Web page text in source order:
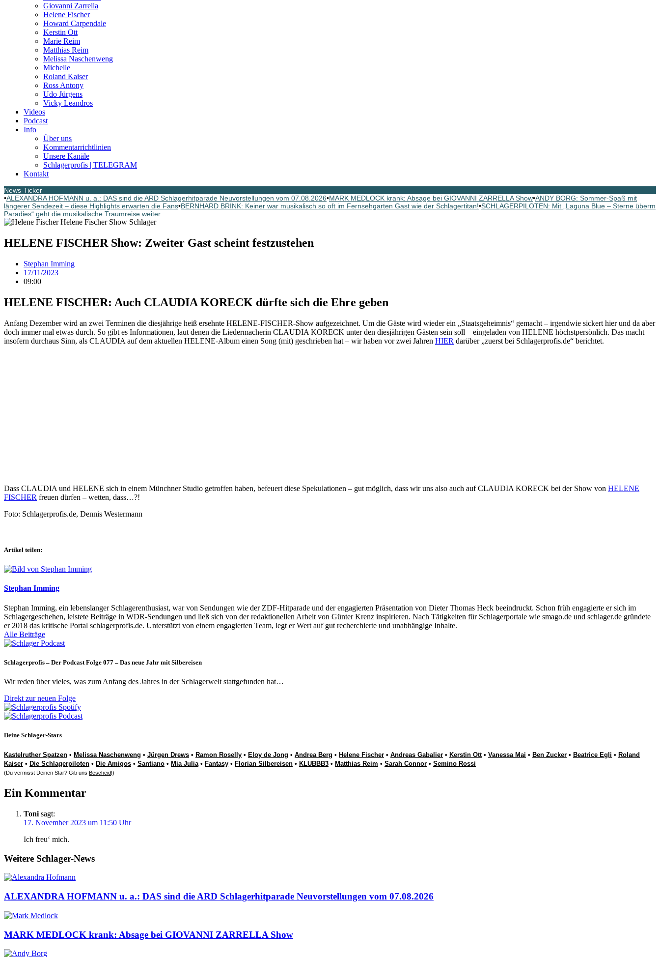
Giovanni Zarrella
Helene Fischer
Howard Carpendale
Kerstin Ott
Marie Reim
Matthias Reim
Melissa Naschenweng
Michelle
Roland Kaiser
Ross Antony
Udo Jürgens
Vicky Leandros
Videos
Podcast
Info
Über uns
Kommentarrichtlinien
Unsere Kanäle
Schlagerprofis | TELEGRAM
Kontakt
News-Ticker
•ALEXANDRA HOFMANN u. a.: DAS sind die ARD Schlagerhitparade Neuvorstellungen vom 07.08.2026•MARK MEDLOCK krank: Absage bei GIOVANNI ZARRELLA Show•ANDY BORG: Sommer-Spaß mit
längerer Sendezeit – diese Highlights erwarten die Fans•BERNHARD BRINK: Keiner war musikalisch so oft im Fernsehgarten Gast wie der Schlagertitan!•SCHLAGERPILOTEN: Mit „Laguna Blue – Sterne überm
Paradies“ geht die musikalische Traumreise weiter
HELENE FISCHER Show: Zweiter Gast scheint festzustehen
Stephan Imming
17/11/2023
09:00
HELENE FISCHER: Auch CLAUDIA KORECK dürfte sich die Ehre geben
Anfang Dezember wird an zwei Terminen die diesjährige heiß ersehnte HELENE-FISCHER-Show aufgezeichnet. Um die Gäste wird wieder ein „Staatsgeheimnis“ gemacht – irgendwie sickert hier und da aber
doch immer mal etwas durch. So gibt es Informationen, laut denen die Liedermacherin CLAUDIA KORECK unter den diesjährigen Gästen sein soll – eingeladen von HELENE höchstpersönlich. Das macht
insofern durchaus Sinn, als CLAUDIA auf dem aktuellen HELENE-Album einen Song (mit) geschrieben hat – wir haben vor zwei Jahren HIER darüber „zuerst bei Schlagerprofis.de“ berichtet.
Dass CLAUDIA und HELENE sich in einem Münchner Studio getroffen haben, befeuert diese Spekulationen – gut möglich, dass wir uns also auch auf CLAUDIA KORECK bei der Show von HELENE
FISCHER freuen dürfen – wetten, dass…?!
Foto: Schlagerprofis.de, Dennis Westermann
Artikel teilen:
Stephan Imming
Stephan Imming, ein lebenslanger Schlagerenthusiast, war von Sendungen wie der ZDF-Hitparade und der engagierten Präsentation von Dieter Thomas Heck beeindruckt. Schon früh engagierte er sich im
Schlagergeschehen, leistete Beiträge in WDR-Sendungen und ließ sich von der redaktionellen Arbeit von Günter Krenz inspirieren. Nach Tätigkeiten für Schlagerportale wie smago.de und schlager.de gründete
er 2018 das kritische Portal schlagerprofis.de. Unterstützt von einem engagierten Team, legt er Wert auf gut recherchierte und unabhängige Inhalte.
Alle Beiträge
Schlagerprofis – Der Podcast Folge 077 – Das neue Jahr mit Silbereisen
Wir reden über vieles, was zum Anfang des Jahres in der Schlagerwelt stattgefunden hat…
Direkt zur neuen Folge
Deine Schlager-Stars
Kastelruther Spatzen • Melissa Naschenweng • Jürgen Drews • Ramon Roselly • Eloy de Jong • Andrea Berg • Helene Fischer • Andreas Gabalier • Kerstin Ott• Vanessa Mai • Ben Zucker • Beatrice Egli • Roland
Kaiser • Die Schlagerpiloten • Die Amigos • Santiano • Mia Julia• Fantasy • Florian Silbereisen • KLUBBB3 • Matthias Reim • Sarah Connor • Semino Rossi
(Du vermisst Deinen Star? Gib uns Bescheid!)
Ein Kommentar
Toni sagt:
17. November 2023 um 11:50 Uhr
Ich freu‘ mich.
Weitere Schlager-News
ALEXANDRA HOFMANN u. a.: DAS sind die ARD Schlagerhitparade Neuvorstellungen vom 07.08.2026
MARK MEDLOCK krank: Absage bei GIOVANNI ZARRELLA Show